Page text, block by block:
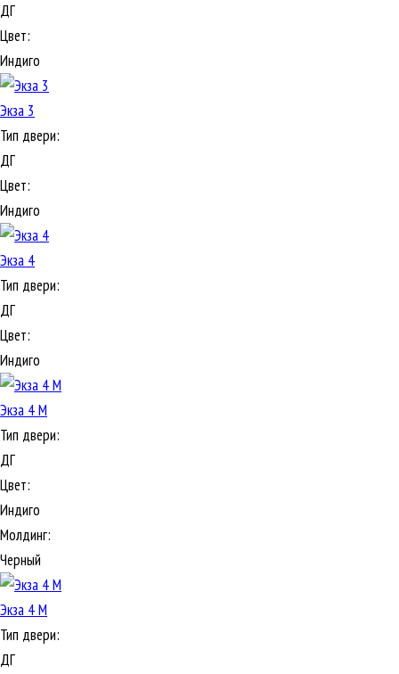
ДГ
Цвет:
Индиго
Экза 3
Тип двери:
ДГ
Цвет:
Индиго
Экза 4
Тип двери:
ДГ
Цвет:
Индиго
Экза 4 М
Тип двери:
ДГ
Цвет:
Индиго
Молдинг:
Черный
Экза 4 М
Тип двери:
ДГ